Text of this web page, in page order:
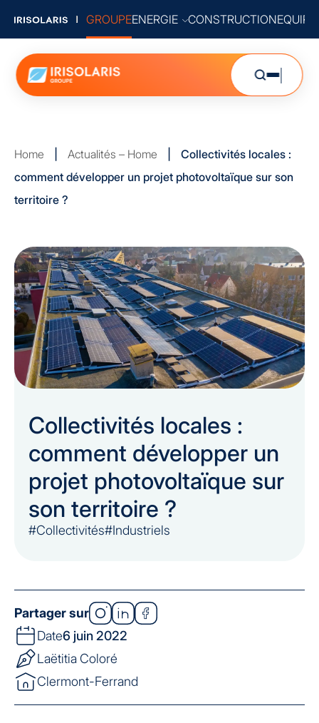
GROUPEENERGIE CONSTRUCTION
Home Actualités – Home
Collectivités locales :
comment développer un projet photovoltaïque sur son
territoire ?
Collectivités locales :
comment développer un
projet photovoltaïque sur
son territoire ?
#Collectivités#Industriels
Partager sur
Date6 juin 2022
Laëtitia Coloré
Clermont-Ferrand